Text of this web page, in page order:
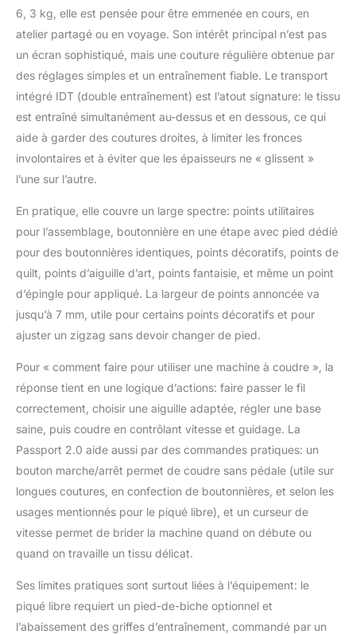
6, 3 kg, elle est pensée pour être emmenée en cours, en
atelier partagé ou en voyage. Son intérêt principal n’est pas
un écran sophistiqué, mais une couture régulière obtenue par
des réglages simples et un entraînement fiable. Le transport
intégré IDT (double entraînement) est l’atout signature: le tissu
est entraîné simultanément au-dessus et en dessous, ce qui
aide à garder des coutures droites, à limiter les fronces
involontaires et à éviter que les épaisseurs ne « glissent »
l’une sur l’autre.
En pratique, elle couvre un large spectre: points utilitaires
pour l’assemblage, boutonnière en une étape avec pied dédié
pour des boutonnières identiques, points décoratifs, points de
quilt, points d’aiguille d’art, points fantaisie, et même un point
d’épingle pour appliqué. La largeur de points annoncée va
jusqu’à 7 mm, utile pour certains points décoratifs et pour
ajuster un zigzag sans devoir changer de pied.
Pour « comment faire pour utiliser une machine à coudre », la
réponse tient en une logique d’actions: faire passer le fil
correctement, choisir une aiguille adaptée, régler une base
saine, puis coudre en contrôlant vitesse et guidage. La
Passport 2.0 aide aussi par des commandes pratiques: un
bouton marche/arrêt permet de coudre sans pédale (utile sur
longues coutures, en confection de boutonnières, et selon les
usages mentionnés pour le piqué libre), et un curseur de
vitesse permet de brider la machine quand on débute ou
quand on travaille un tissu délicat.
Ses limites pratiques sont surtout liées à l’équipement: le
piqué libre requiert un pied-de-biche optionnel et
l’abaissement des griffes d’entraînement, commandé par un